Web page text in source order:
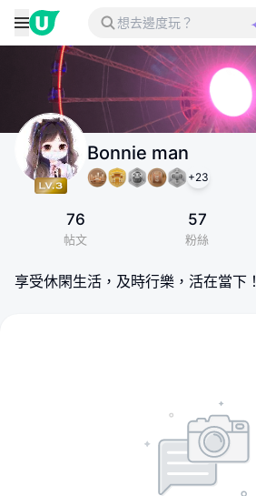
Bonnie man
+23
76
帖文
57
粉絲
享受休閑生活，及時行樂，活在當下！